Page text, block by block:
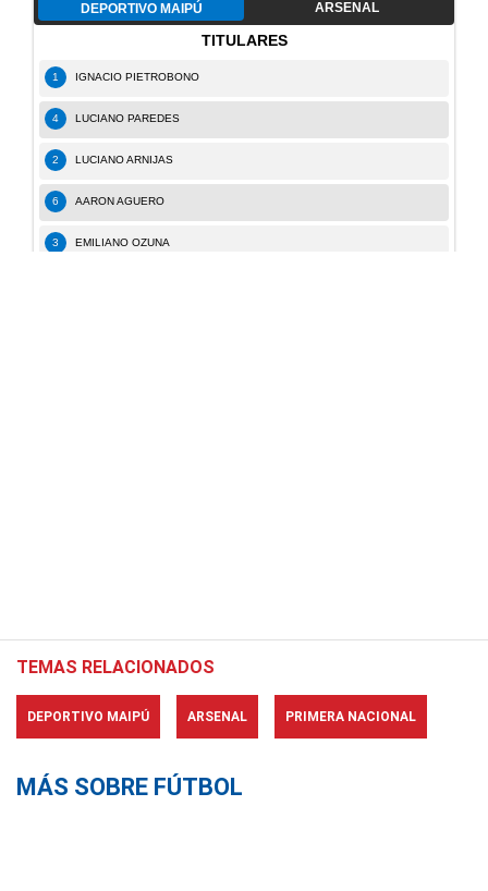
TEMAS RELACIONADOS
DEPORTIVO MAIPÚ ARSENAL PRIMERA NACIONAL
MÁS SOBRE FÚTBOL